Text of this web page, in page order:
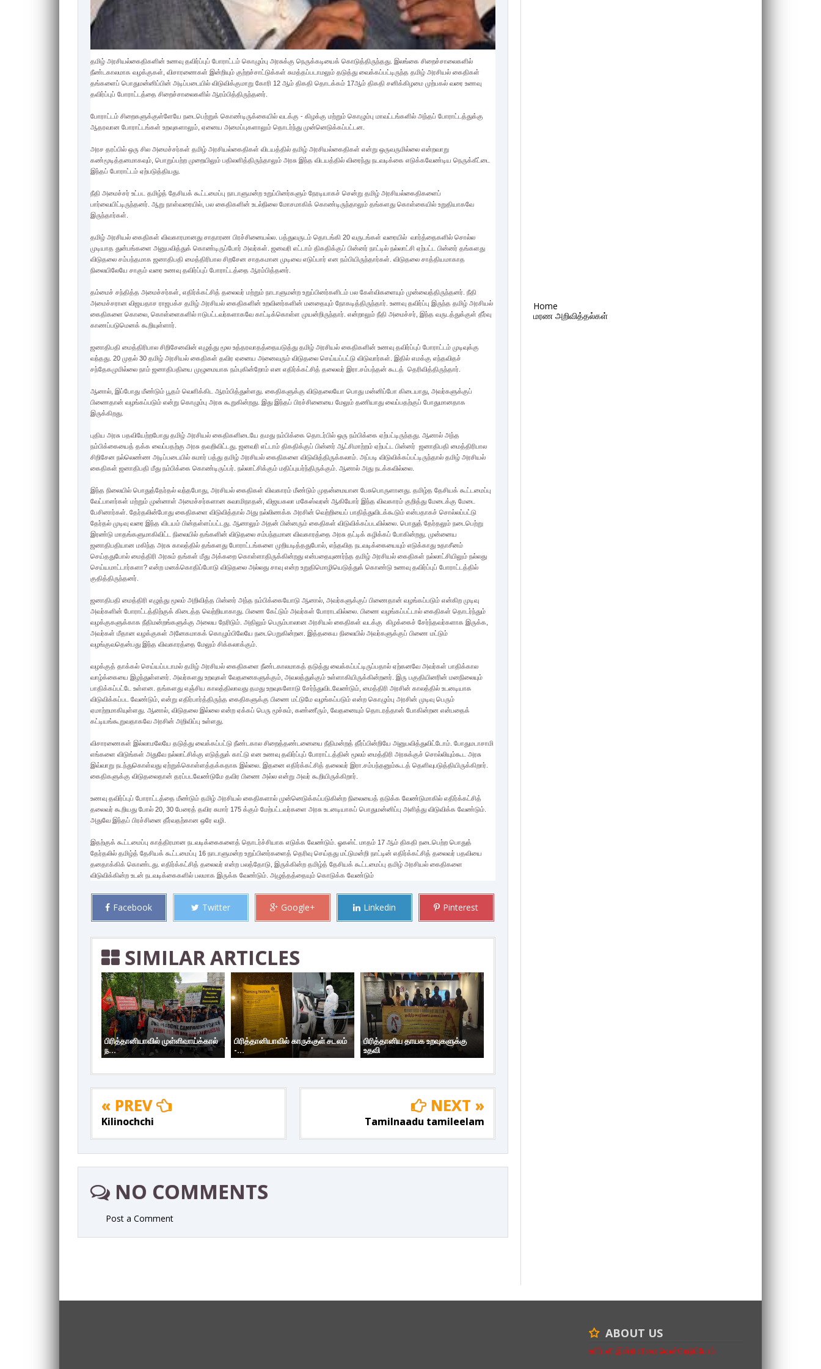
தமிழ் அரசியல்கைதிகளின் உணவு தவிர்ப்புப் போராட்டம் கொழும்பு அரசுக்கு நெருக்கடியைக் கொடுத்திருந்தது. இலங்கை சிறைச்சாலைகளில்
நீண்டகாலமாக வழக்குகள், விசாரணைகள் இன்றியும் குற்றச்சாட்டுக்கள் சுமத்தப்படாமலும் தடுத்து வைக்கப்பட்டிருந்த தமிழ் அரசியல் கைதிகள்
தங்களைப் பொதுமன்னிப்பின் அடிப்படையில் விடுவிக்குமாறு கோரி 12 ஆம் திகதி தொடக்கம் 17ஆம் திகதி சனிக்கிழமை முற்பகல் வரை உணவு
தவிர்ப்புப் போராட்டத்தை சிறைச்சாலைகளில் ஆரம்பித்திருந்தனர்.
போராட்டம் சிறைகளுக்குள்ளேயே நடைபெற்றுக் கொண்டிருக்கையில் வடக்கு - கிழக்கு மற்றும் கொழும்பு மாவட்டங்களில் அந்தப் போராட்டத்துக்கு
ஆதரவான போராட்டங்கள் உறவுகளாலும், ஏனைய அமைப்புகளாலும் தொடர்ந்து முன்னெடுக்கப்பட்டன.
அரச தரப்பில் ஒரு சில அமைச்சர்கள் தமிழ் அரசியல்கைதிகள் விடயத்தில் தமிழ் அரசியல்கைதிகள் என்று ஒருவருமில்லை என்றவாறு
கண்மூடித்தனமாகவும், பொறுப்பற்ற முறையிலும் பதிலளித்திருந்தாலும் அரசு இந்த விடயத்தில் விரைந்து நடவடிக்கை எடுக்கவேண்டிய நெருக்கீட்டை
இந்தப் போராட்டம் ஏற்படுத்தியது.
நீதி அமைச்சர் உட்பட தமிழ்த் தேசியக் கூட்டமைப்பு நாடாளுமன்ற உறுப்பினர்களும் நேரடியாகச் சென்று தமிழ் அரசியல்கைதிகளைப்
பார்வையிட்டிருந்தனர். ஆறு நாள்வரையில், பல கைதிகளின் உடல்நிலை மோசமாகிக் கொண்டிருந்தாலும் தங்களது கொள்கையில் உறுதியாகவே
இருந்தார்கள்.
தமிழ் அரசியல் கைதிகள் விவகாரமானது சாதாரண பிரச்சினையல்ல. பத்துவருடம் தொடங்கி 20 வருடங்கள் வரையில் வார்த்தைகளில் சொல்ல
முடியாத துன்பங்களை அனுபவித்துக் கொண்டிருப்போர் அவர்கள். ஜனவரி எட்டாம் திகதிக்குப் பின்னர் நாட்டில் நல்லாட்சி ஏற்பட்ட பின்னர் தங்களது
விடுதலை சம்பந்தமாக ஜனாதிபதி மைத்திரிபால சிறசேன சாதகமான முடிவை எடுப்பார் என நம்பியிருந்தார்கள். விடுதலை சாத்தியமாகாத
நிலையிலேயே சாகும் வரை உணவு தவிர்ப்புப் போராட்டத்தை ஆரம்பித்தனர்.
தம்மைச் சந்தித்த அமைச்சர்கள், எதிர்க்கட்சித் தலைவர் மற்றும் நாடாளுமன்ற உறுப்பினர்களிடம் பல கேள்விகளையும் முன்வைத்திருந்தனர். நீதி
அமைச்சரான விஜயதாச ராஜபக்ச தமிழ் அரசியல் கைதிகளின் உறவினர்களின் மனதையும் நோகடித்திருந்தார். உணவு தவிர்ப்பு இருந்த தமிழ் அரசியல்
கைதிகளை கொலை, கொள்ளைகளில் ஈடுபட்டவர்களாகவே காட்டிக்கொள்ள முயன்றிருந்தார். என்றாலும் நீதி அமைச்சர், இந்த வருடத்துக்குள் தீர்வு
காணப்படுமெனக் கூறியுள்ளார்.
ஜனாதிபதி மைத்திரிபால சிறிசேனவின் எழுத்து மூல உத்தரவாதத்தையடுத்து தமிழ் அரசியல் கைதிகளின் உணவு தவிர்ப்புப் போராட்டம் முடிவுக்கு
வந்தது. 20 முதல் 30 தமிழ் அரசியல் கைதிகள் தவிர ஏனைய அனைவரும் விடுதலை செய்யப்பட்டு விடுவார்கள். இதில் எமக்கு எந்தவிதச்
சந்தேகமுமில்லை நாம் ஜனாதிபதியை முழுமையாக நம்புகின்றோம் என எதிர்க்கட்சித் தலைவர் இரா.சம்பந்தன் கூடத் தெரிவித்திருந்தார்.
ஆனால், இப்போது மீண்டும் பூதம் வெளிக்கிட ஆரம்பித்துள்ளது. கைதிகளுக்கு விடுதலையோ பொது மன்னிப்போ கிடையாது, அவர்களுக்குப்
பிணைதான் வழங்கப்படும் என்று கொழும்பு அரசு கூறுகின்றது. இது இந்தப் பிரச்சினையை மேலும் தணியாது வைப்பதற்குப் போதுமானதாக
இருக்கிறது.
புதிய அரசு பதவியேற்றபோது தமிழ் அரசியல் கைதிகளிடையே தமது நம்பிக்கை தொடர்பில் ஒரு நம்பிக்கை ஏற்பட்டிருந்தது. ஆனால் அந்த
நம்பிக்கையைத் தக்க வைப்பதற்கு அரசு தவறிவிட்டது. ஜனவரி எட்டாம் திகதிக்குப் பின்னர் ஆட்சிமாற்றம் ஏற்பட்ட பின்னர் ஜனாதிபதி மைத்திரிபால
சிறிசேன நல்லெண்ண அடிப்படையில் சுமார் பத்து தமிழ் அரசியல் கைதிகளை விடுவித்திருக்கலாம். அப்படி விடுவிக்கப்பட்டிருந்தால் தமிழ் அரசியல்
கைதிகள் ஜனாதிபதி மீது நம்பிக்கை கொண்டிருப்பர். நல்லாட்சிக்கும் மதிப்புயர்ந்திருக்கும். ஆனால் அது நடக்கவில்லை.
இந்த நிலையில் பொதுத்தேர்தல் வந்தபோது, அரசியல் கைதிகள் விவகாரம் மீண்டும் முதன்மையான பேசுபொருளானது. தமிழ்த தேசியக் கூட்டமைப்பு
வேட்பாளர்கள் மற்றும் முன்னாள் அமைச்சர்களான சுவாமிநாதன், விஜயகலா மகேஸ்வரன் ஆகியோர் இந்த விவகாரம் குறித்து மேடைக்கு மேடை
பேசினார்கள். தேர்தலின்போது கைதிகளை விடுவித்தால் அது நல்லிணக்க அரசின் வெற்றியைப் பாதித்துவிடக்கூடும் என்பதாகச் சொல்லப்பட்டு
தேர்தல் முடிவு வரை இந்த விடயம் பின்தள்ளப்பட்டது. ஆனாலும் அதன் பின்னரும் கைதிகள் விடுவிக்கப்படவில்லை. பொதுத் தேர்தலும் நடைபெற்று
இரண்டு மாதங்களுமாகிவிட்ட நிலையில் தங்களின் விடுதலை சம்பந்தமான விவகாரத்தை அரசு தட்டிக் கழிக்கப் போகின்றது. முன்னைய
ஜனாதிபதியான மகிந்த அரசு காலத்தில் தங்களது போராட்டங்களை முறியடித்ததுபோல், எந்தவித நடவடிக்கையையும் எடுக்காது உதாசீனம்
செய்ததுபோல் மைத்திரி அரசும் தங்கள் மீது அக்கறை கொள்ளாதிருக்கின்றது என்பதையுணர்ந்த தமிழ் அரசியல் கைதிகள் நல்லாட்சியிலும் நல்லது
செய்யமாட்டார்களா? என்ற மனக்கொதிப்போடு விடுதலை அல்லது சாவு என்ற உறுதிமொழியெடுத்துக் கொண்டு உணவு தவிர்ப்புப் போராட்டத்தில்
குதித்திருந்தனர்.
ஜனாதிபதி மைத்திரி எழுத்து மூலம் அறிவித்த பின்னர் அந்த நம்பிக்கையோடு ஆனால், அவர்களுக்குப் பிணைதான் வழங்கப்படும் என்கிற முடிவு
அவர்களின் போராட்டத்திற்குக் கிடைத்த வெற்றியாகாது. பிணை கேட்டும் அவர்கள் போராடவில்லை. பிணை வழங்கப்பட்டால் கைதிகள் தொடர்ந்தும்
வழக்குகளுக்காக நீதிமன்றங்களுக்கு அலைய நேரிடும். அதிலும் பெரும்பாலான அரசியல் கைதிகள் வடக்கு கிழக்கைச் சேர்ந்தவர்களாக இருக்க,
அவர்கள் மீதான வழக்குகள் அனேகமாகக் கொழும்பிலேயே நடைபெறுகின்றன. இத்தகைய நிலையில் அவர்களுக்குப் பிணை மட்டும்
வழங்குவதென்பது இந்த விவகாரத்தை மேலும் சிக்கலாக்கும்.
வழக்குத் தாக்கல் செய்யப்படாமல் தமிழ் அரசியல் கைதிகளை நீண்டகாலமாகத் தடுத்து வைக்கப்பட்டிருப்பதால் ஏற்கனவே அவர்கள் பாதிக்கால
வாழ்க்கையை இழந்துள்ளனர். அவர்களது உறவுகள் வேதனைகளுக்கும், அவலத்துக்கும் உள்ளாகியிருக்கின்றனர். இரு பகுதியினரின் மனநிலையும்
பாதிக்கப்பட்டே உள்ளன. தங்களது எஞ்சிய காலத்திலாவது தமது உறவுகளோடு சேர்ந்துவிடவேண்டும், மைத்திரி அரசின் காலத்தில் உடனடியாக
விடுவிக்கப்பட வேண்டும், என்று எதிர்பார்த்திருந்த கைதிகளுக்கு பிணை மட்டுமே வழங்கப்படும் என்ற கொழும்பு அரசின் முடிவு பெரும்
ஏமாற்றமாகியுள்ளது. ஆனால், விடுதலை இல்லை என்ற ஏக்கப் பெரு மூச்சும், கண்ணீரும், வேதனையும் தொடரத்தான் போகின்றன என்பதைக்
கட்டியங்கூறுவதாகவே அரசின் அறிவிப்பு உள்ளது.
விசாரணைகள் இல்லாமலேயே தடுத்து வைக்கப்பட்டு நீண்டகால சிறைத்தண்டனையை நீதிமன்றத் தீர்ப்பின்றியே அனுபவித்துவிட்டோம். போதுமடாசாமி
எங்களை விடுங்கள் அதுவே நல்லாட்சிக்கு எடுத்துக் காட்டு என உணவு தவிர்ப்புப் போராட்டத்தின் மூலம் மைத்திரி அரசுக்குச் சொல்லியும்கூட அரசு
இவ்வாறு நடந்துகொள்வது ஏற்றுக்கொள்ளத்தக்கதாக இல்லை. இதனை எதிர்க்கட்சித் தலைவர் இரா.சம்பந்தனும்கூடத் தெளிவுபடுத்தியிருக்கிறார்.
கைதிகளுக்கு விடுதலைதான் தரப்படவேண்டுமே தவிர பிணை அல்ல என்று அவர் கூறியிருக்கிறார்.
உணவு தவிர்ப்புப் போராட்டத்தை மீண்டும் தமிழ் அரசியல் கைதிகளால் முன்னெடுக்கப்படுகின்ற நிலையைத் தடுக்க வேண்டுமாகில் எதிர்க்கட்சித்
தலைவர் கூறியது போல் 20, 30 பேரைத் தவிர சுமார் 175 க்கும் மேற்பட்டவர்களை அரசு உடனடியாகப் பொதுமன்னிப்பு அளித்து விடுவிக்க வேண்டும்.
அதுவே இந்தப் பிரச்சினை தீர்வதற்கான ஒரே வழி.
இதற்குக் கூட்டமைப்பு காத்திரமான நடவடிக்கைகளைத் தொடர்ச்சியாக எடுக்க வேண்டும். ஓகஸ்ட் மாதம் 17 ஆம் திகதி நடைபெற்ற பொதுத்
தேர்தலில் தமிழ்த் தேசியக் கூட்டமைப்பு 16 நாடாளுமன்ற உறுப்பினர்களைத் தெரிவு செய்தது மட்டுமன்றி நாட்டின் எதிர்க்கட்சித் தலைவர் பதவியை
தனதாக்கிக் கொண்டது. எதிர்க்கட்சித் தலைவர் என்ற பலத்தோடு, இருக்கின்ற தமிழ்த் தேசியக் கூட்டமைப்பு தமிழ் அரசியல் கைதிகளை
விடுவிக்கின்ற உடன் நடவடிக்கைகளில் பலமாக இருக்க வேண்டும். அழுத்தத்தையும் கொடுக்க வேண்டும்
Facebook Twitter Google+ Linkedin Pinterest
SIMILAR ARTICLES
பிரித்தானியாவில் முள்ளிவாய்க்கால்
ந...
பிரித்தானியாவில் காருக்குள் சடலம்
-...
பிரித்தானிய தாயக உறவுகளுக்கு
உதவி
« PREV
Kilinochchi
NEXT »
Tamilnaadu tamileelam
NO COMMENTS
Post a Comment
Home
மரண அறிவித்தல்கள்
ABOUT US
உயிர்பலி இன்றி உரிமை வென்றெடுப்போம்